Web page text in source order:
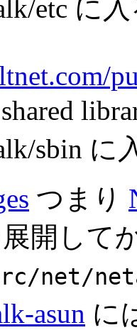
etc に
sbin に
つまり
展開して
net/
asun に